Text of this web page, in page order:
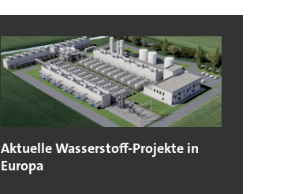
Aktuelle Wasserstoff-Projekte in
Europa